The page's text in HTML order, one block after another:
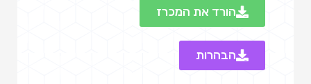
הורד את המכרז
הבהרות